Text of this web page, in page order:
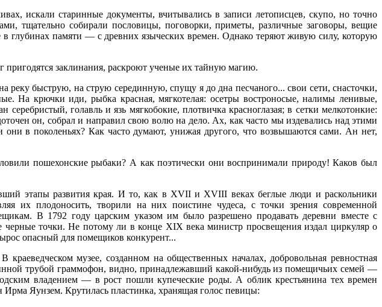
искали старинные документы, вчитывались в записи летописцев, скупо, но точно
тщательно собирали пословицы, поговорки, приметы, различные заговоры, вещие
глубинах памяти — с древних языческих времен. Однако теряют живую силу, которую
заклинания, раскроют ученые их тайную магию.
быструю, на струю серединную, спущу я до дна песчаного... свои сети, снасточки,
На крючки иди, рыбка красная, мягкотелая: осетры востроносые, налимы ленивые,
голавль и язь мягкобокие, плотвичка красноглазая; в сетки мелкотонкие:
он, собрал и направил свою волю на дело. Ах, как часто мы издевались над этими
в поколеньях? Как часто думают, унижая другого, что возвышаются сами. Ан нет,
пошехонские рыбаки? А как поэтически они воспринимали природу! Каков был
этапы развития края. И то, как в XVII и XVIII веках беглые люди и раскольники
их плодоносить, творили на них поистине чудеса, с точки зрения современной
В 1792 году царским указом им было разрешено продавать деревни вместе с
точки. Не потому ли в конце XIX века министр просвещения издал циркуляр о
опасный для помещиков конкурент...
музее, созданном на общественных началах, добровольная ревностная
трубой граммофон, видно, принадлежавший какой-нибудь из помещичьих семей —
владением — в рост пошли купеческие роды. А облик крестьянина тех времен
Ирма Яунзем. Крутилась пластинка, хранящая голос певицы: